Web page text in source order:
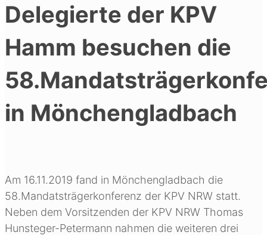
Delegierte der KPV
Hamm besuchen die
in Mönchengladbach
Am 16.11.2019 fand in Mönchengladbach die
58.Mandatsträgerkonferenz der KPV NRW statt.
Neben dem Vorsitzenden der KPV NRW Thomas
Hunsteger-Petermann nahmen die weiteren drei